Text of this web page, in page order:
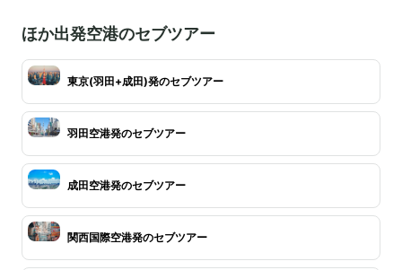
ほか出発空港のセブツアー
東京(羽田+成田)発のセブツアー
羽田空港発のセブツアー
成田空港発のセブツアー
関西国際空港発のセブツアー